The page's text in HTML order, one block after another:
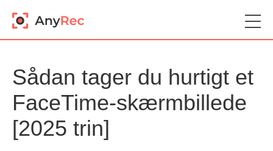
Sådan tager du hurtigt et
FaceTime-skærmbillede
[2025 trin]